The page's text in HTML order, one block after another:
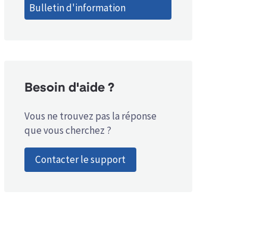
Bulletin d'information
Besoin d'aide ?
Vous ne trouvez pas la réponse
que vous cherchez ?
Contacter le support